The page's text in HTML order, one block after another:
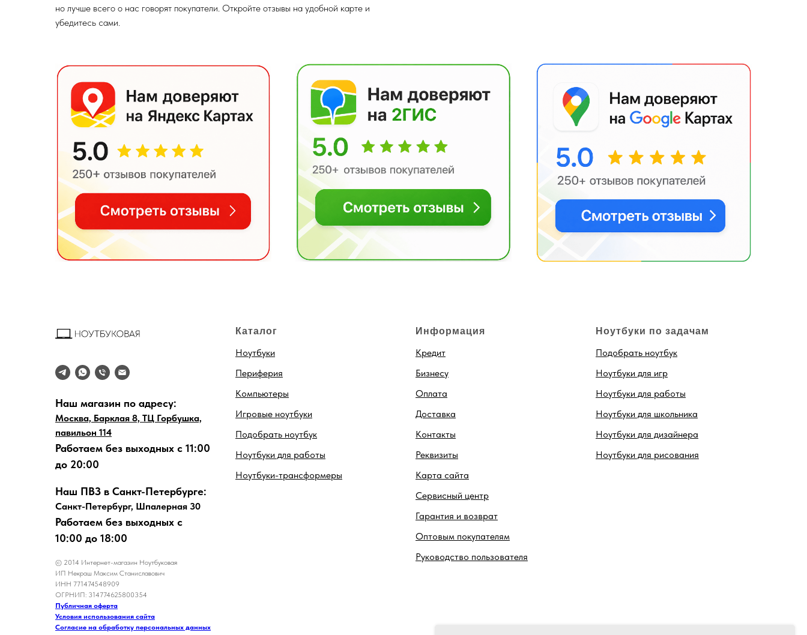
но лучше всего о нас говорят покупатели. Откройте отзывы на удобной карте и
убедитесь сами.
Наш магазин по адресу:
Москва, Барклая 8, ТЦ Горбушка,
павильон 114
Работаем без выходных с 11:00
до 20:00
Наш ПВЗ в Санкт-Петербурге:
Санкт-Петербург, Шпалерная 30
Работаем без выходных с
10:00 до 18:00
© 2014 Интернет-магазин Ноутбуковая
ИП Некраш Максим Станиславович
ИНН 771474548909
ОГРНИП: 314774625800354
Публичная оферта
Условия использования сайта
Согласие на обработку персональных данных
Каталог
Ноутбуки
Периферия
Компьютеры
Игровые ноутбуки
Подобрать ноутбук
Ноутбуки для работы
Ноутбуки-трансформеры
Информация
Кредит
Бизнесу
Оплата
Доставка
Контакты
Реквизиты
Карта сайта
Сервисный центр
Гарантия и возврат
Оптовым покупателям
Руководство пользователя
Ноутбуки по задачам
Подобрать ноутбук
Ноутбуки для игр
Ноутбуки для работы
Ноутбуки для школьника
Ноутбуки для дизайнера
Ноутбуки для рисования